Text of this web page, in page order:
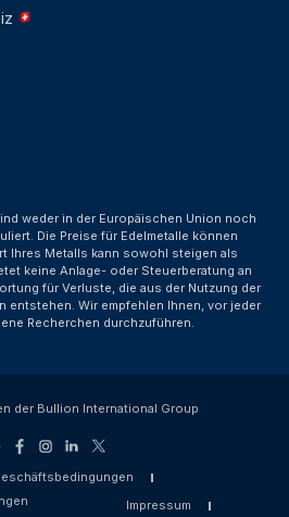
weder in der Europäischen Union noch
Die Preise für Edelmetalle können
Ihres Metalls kann sowohl steigen als
keine Anlage- oder Steuerberatung an
für Verluste, die aus der Nutzung der
entstehen. Wir empfehlen Ihnen, vor jeder
Recherchen durchzuführen.
der Bullion International Group
Impressum